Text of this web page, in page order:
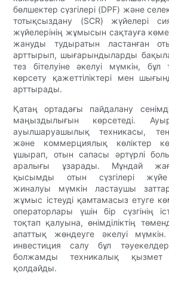
бөлшектер сүзгілері (DPF) және
тотықсыздану (SCR) жүйелері
жүйелерінің жұмысын сақтауға
жануды тудыратын ластанған
арттырып, шығарындыларды
тез бітелуіне әкелуі мүмкін,
көрсету қажеттіліктері мен
арттырады.
Қатаң ортадағы пайдалану
маңыздылығын көрсетеді.
ауылшаруашылық техникасы,
және коммерциялық көліктер
ұшырап, отын сапасы әртүрлі
аралығы ұзарады. Мұндай
қысымды отын сүзгілері жүйе
жиналуы мүмкін ластаушы
жұмыс істеуді қамтамасыз етуге
операторлары үшін бір сүзгінің
тоқтап қалуына, өнімділіктің
апаттық жөндеуге әкелуі мүмкін.
инвестиция салу бұл
болжамды техникалық қызмет
қолдайды.